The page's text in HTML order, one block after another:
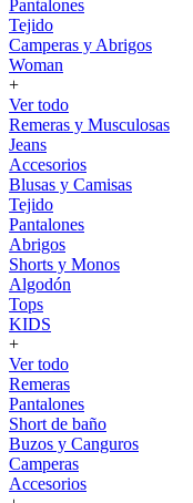
Pantalones
Tejido
Camperas y Abrigos
Woman
+
Ver todo
Remeras y Musculosas
Jeans
Accesorios
Blusas y Camisas
Tejido
Pantalones
Abrigos
Shorts y Monos
Algodón
Tops
KIDS
+
Ver todo
Remeras
Pantalones
Short de baño
Buzos y Canguros
Camperas
Accesorios